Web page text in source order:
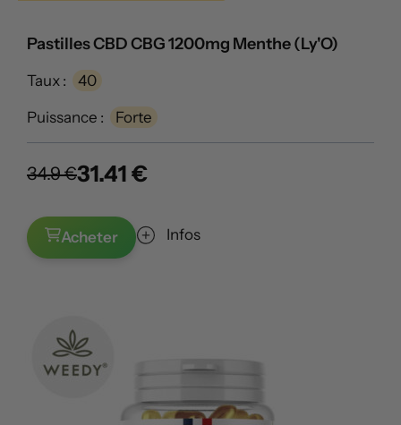
Pastilles CBD CBG 1200mg Menthe (Ly'O)
Taux : 40
Puissance : Forte
34.9 €31.41 €
Acheter Infos